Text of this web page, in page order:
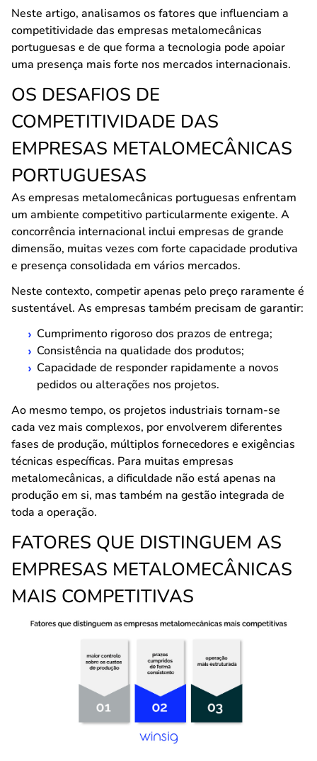
Neste artigo, analisamos os fatores que influenciam a
competitividade das empresas metalomecânicas
portuguesas e de que forma a tecnologia pode apoiar
uma presença mais forte nos mercados internacionais.
OS DESAFIOS DE
COMPETITIVIDADE DAS
EMPRESAS METALOMECÂNICAS
PORTUGUESAS
As empresas metalomecânicas portuguesas enfrentam
um ambiente competitivo particularmente exigente. A
concorrência internacional inclui empresas de grande
dimensão, muitas vezes com forte capacidade produtiva
e presença consolidada em vários mercados.
Neste contexto, competir apenas pelo preço raramente é
sustentável. As empresas também precisam de garantir:
Cumprimento rigoroso dos prazos de entrega;
Consistência na qualidade dos produtos;
Capacidade de responder rapidamente a novos
pedidos ou alterações nos projetos.
Ao mesmo tempo, os projetos industriais tornam-se
cada vez mais complexos, por envolverem diferentes
fases de produção, múltiplos fornecedores e exigências
técnicas específicas. Para muitas empresas
metalomecânicas, a dificuldade não está apenas na
produção em si, mas também na gestão integrada de
toda a operação.
FATORES QUE DISTINGUEM AS
EMPRESAS METALOMECÂNICAS
MAIS COMPETITIVAS